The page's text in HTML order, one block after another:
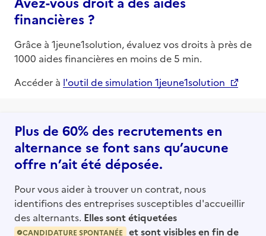
financières ?
Grâce à 1jeune1solution, évaluez vos droits à près de
1000 aides financières en moins de 5 min.
Accéder à l'outil de simulation 1jeune1solution
Plus de 60% des recrutements en
alternance se font sans qu’aucune
offre n’ait été déposée.
Pour vous aider à trouver un contrat, nous
identifions des entreprises susceptibles d'accueillir
des alternants. Elles sont étiquetées
CANDIDATURE SPONTANÉE et sont visibles en fin de